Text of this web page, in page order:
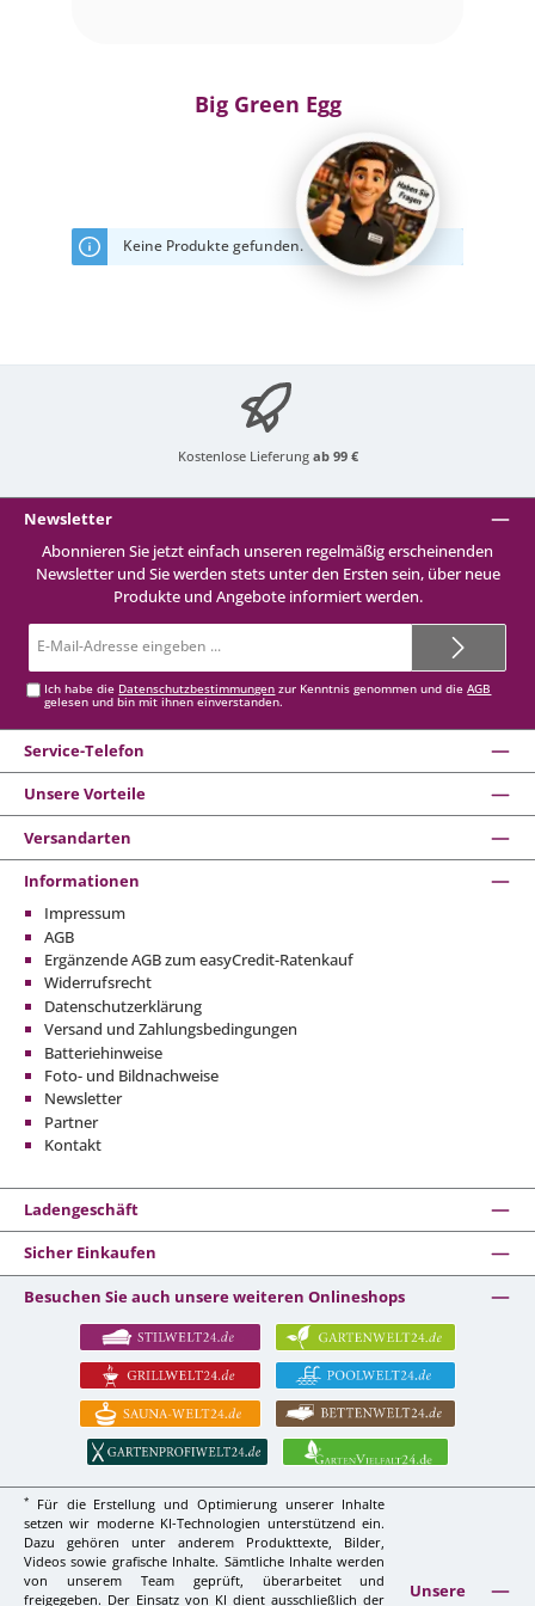
Big Green Egg
Keine Produkte gefunden.
Kostenlose Lieferung ab 99 €
Newsletter
Abonnieren Sie jetzt einfach unseren regelmäßig erscheinenden
Newsletter und Sie werden stets unter den Ersten sein, über neue
Produkte und Angebote informiert werden.
Mail-
Ich habe die Datenschutzbestimmungen zur Kenntnis genommen und dieAGB
gelesen und bin mit ihnen einverstanden.
Service-Telefon
Unsere Vorteile
Versandarten
Informationen
Impressum
AGB
Ergänzende AGB zum easyCredit-Ratenkauf
Widerrufsrecht
Datenschutzerklärung
Versand und Zahlungsbedingungen
Batteriehinweise
Foto- und Bildnachweise
Newsletter
Partner
Kontakt
Ladengeschäft
Sicher Einkaufen
Besuchen Sie auch unsere weiteren Onlineshops
*
Für die Erstellung und Optimierung unserer Inhalte
setzen wir moderne KI-Technologien unterstützend ein.
Dazu gehören unter anderem Produkttexte, Bilder,
Videos sowie grafische Inhalte. Sämtliche Inhalte werden
von unserem Team geprüft, überarbeitet und
freigegeben. Der Einsatz von KI dient ausschließlich der
Unsere